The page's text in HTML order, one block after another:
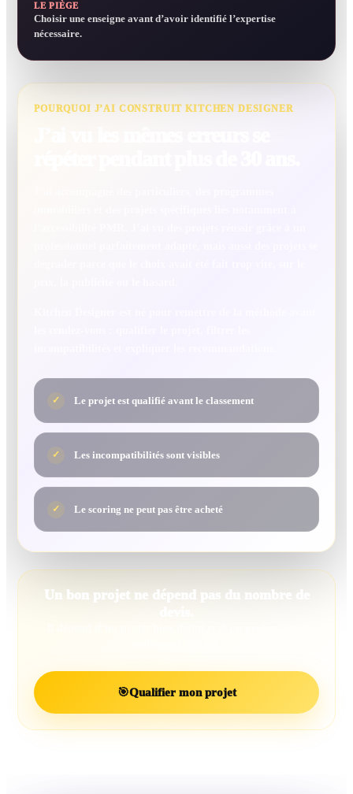
LE PIÈGE
Choisir une enseigne avant d’avoir identifié l’expertise
nécessaire.
POURQUOI J’AI CONSTRUIT KITCHEN DESIGNER
✓ Le projet est qualifié avant le classement
✓ Les incompatibilités sont visibles
✓ Le scoring ne peut pas être acheté
Un bon projet ne dépend pas du nombre de
🎯Qualifier mon projet